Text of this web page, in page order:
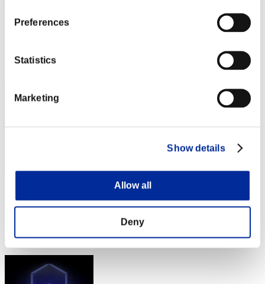
Preferences
Statistics
Marketing
Show details
Allow all
Deny
RealPanchoLover
Posizione
Punteggio:Lv:31/04'54"63
13